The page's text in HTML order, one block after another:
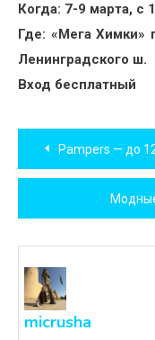
Когда: 7-9 марта, с
Где: «Мега Химки»
Ленинградского ш.
Вход бесплатный
по
записям
Pampers — до
micrusha